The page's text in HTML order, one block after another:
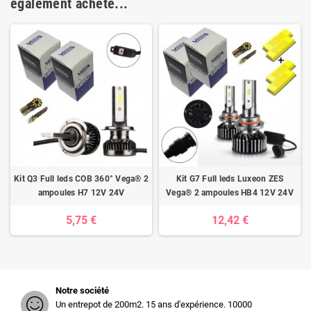
également acheté...
Kit Q3 Full leds COB 360° Vega® 2
ampoules H7 12V 24V
5,75 €
Kit G7 Full leds Luxeon ZES
Vega® 2 ampoules HB4 12V 24V
12,42 €
Notre société
Un entrepot de 200m2. 15 ans d'expérience. 10000